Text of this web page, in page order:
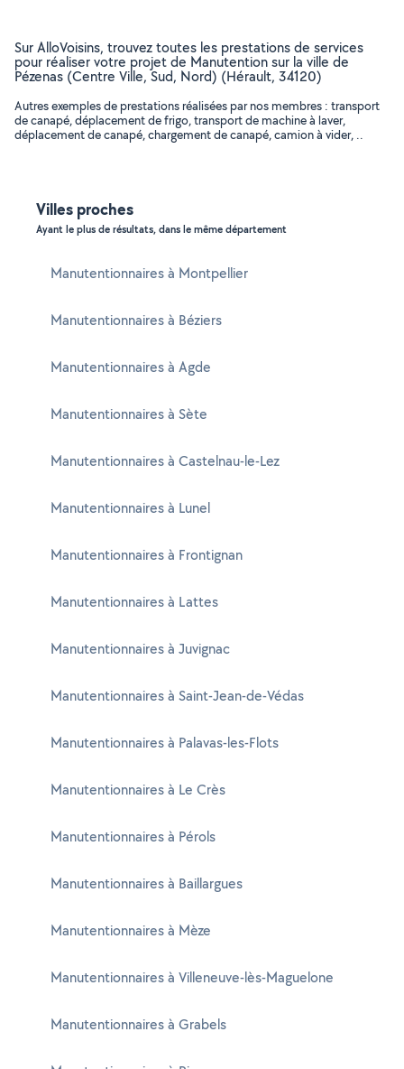
Sur AlloVoisins, trouvez toutes les prestations de services
pour réaliser votre projet de Manutention sur la ville de
Pézenas (Centre Ville, Sud, Nord) (Hérault, 34120)
Autres exemples de prestations réalisées par nos membres : transport
de canapé, déplacement de frigo, transport de machine à laver,
déplacement de canapé, chargement de canapé, camion à vider, ..
Villes proches
Ayant le plus de résultats, dans le même département
Manutentionnaires à Montpellier
Manutentionnaires à Béziers
Manutentionnaires à Agde
Manutentionnaires à Sète
Manutentionnaires à Castelnau-le-Lez
Manutentionnaires à Lunel
Manutentionnaires à Frontignan
Manutentionnaires à Lattes
Manutentionnaires à Juvignac
Manutentionnaires à Saint-Jean-de-Védas
Manutentionnaires à Palavas-les-Flots
Manutentionnaires à Le Crès
Manutentionnaires à Pérols
Manutentionnaires à Baillargues
Manutentionnaires à Mèze
Manutentionnaires à Villeneuve-lès-Maguelone
Manutentionnaires à Grabels